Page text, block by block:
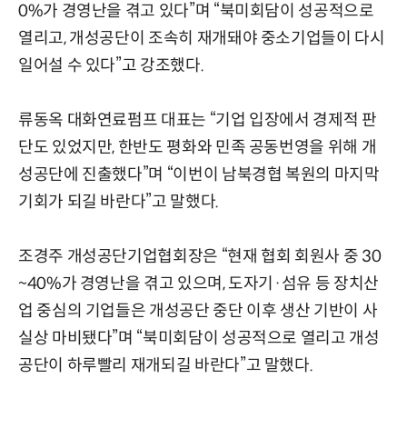
0%가 경영난을 겪고 있다”며 “북미회담이 성공적으로
열리고, 개성공단이 조속히 재개돼야 중소기업들이 다시
일어설 수 있다”고 강조했다.
류동옥 대화연료펌프 대표는 “기업 입장에서 경제적 판
단도 있었지만, 한반도 평화와 민족 공동번영을 위해 개
성공단에 진출했다”며 “이번이 남북경협 복원의 마지막
기회가 되길 바란다”고 말했다.
조경주 개성공단기업협회장은 “현재 협회 회원사 중 30
~40%가 경영난을 겪고 있으며, 도자기·섬유 등 장치산
업 중심의 기업들은 개성공단 중단 이후 생산 기반이 사
실상 마비됐다”며 “북미회담이 성공적으로 열리고 개성
공단이 하루빨리 재개되길 바란다”고 말했다.